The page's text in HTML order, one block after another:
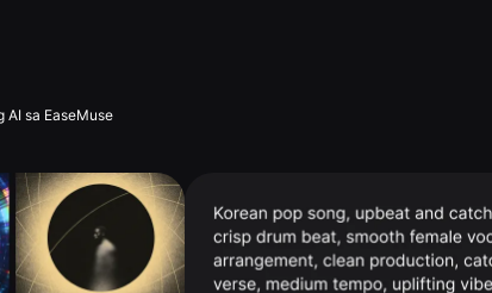
AI sa EaseMuse